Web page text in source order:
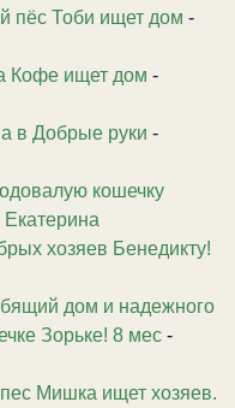
пёс Тоби ищет дом -
Кофе ищет дом -
в Добрые руки -
кошечку
Екатерина
хозяев Бенедикту!
дом и надежного
Зорьке! 8 мес -
Мишка ищет хозяев.